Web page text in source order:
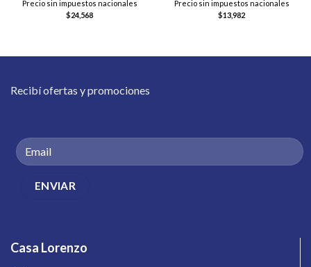
Precio sin impuestos nacionales
$24,568
Precio sin impuestos nacionales
$13,982
Recibí ofertas y promociones
Casa Lorenzo